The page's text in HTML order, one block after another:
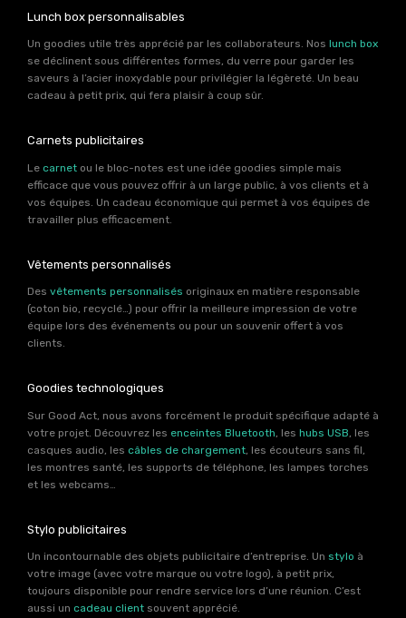
Lunch box personnalisables
Un goodies utile très apprécié par les collaborateurs. Nos lunch box
se déclinent sous différentes formes, du verre pour garder les
saveurs à l’acier inoxydable pour privilégier la légèreté. Un beau
cadeau à petit prix, qui fera plaisir à coup sûr.
Carnets publicitaires
Le carnet ou le bloc-notes est une idée goodies simple mais
efficace que vous pouvez offrir à un large public, à vos clients et à
vos équipes. Un cadeau économique qui permet à vos équipes de
travailler plus efficacement.
Vêtements personnalisés
Des vêtements personnalisés originaux en matière responsable
(coton bio, recyclé…) pour offrir la meilleure impression de votre
équipe lors des événements ou pour un souvenir offert à vos
clients.
Goodies technologiques
Sur Good Act, nous avons forcément le produit spécifique adapté à
votre projet. Découvrez les enceintes Bluetooth , les hubs USB , les
casques audio, les câbles de chargement , les écouteurs sans fil,
les montres santé, les supports de téléphone, les lampes torches
et les webcams…
Stylo publicitaires
Un incontournable des objets publicitaire d’entreprise. Un stylo à
votre image (avec votre marque ou votre logo), à petit prix,
toujours disponible pour rendre service lors d’une réunion. C’est
aussi un cadeau client souvent apprécié.